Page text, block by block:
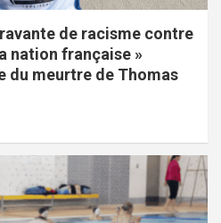
de racisme contre
nation française »
du meurtre de Thomas